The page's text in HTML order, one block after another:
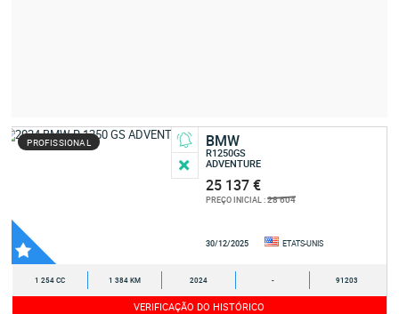
PROFISSIONAL BMW
R1250GS
ADVENTURE
25 137 €
PREÇO INICIAL :28 604
30/12/2025 ETATS-UNIS
1 254 CC 1 384 KM 2024 - 91203
VERIFICAÇÃO DO HISTÓRICO